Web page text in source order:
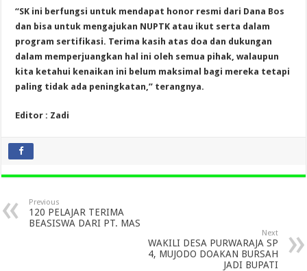
“SK ini berfungsi untuk mendapat honor resmi dari Dana Bos
dan bisa untuk mengajukan NUPTK atau ikut serta dalam
program sertifikasi. Terima kasih atas doa dan dukungan
dalam memperjuangkan hal ini oleh semua pihak, walaupun
kita ketahui kenaikan ini belum maksimal bagi mereka tetapi
paling tidak ada peningkatan,” terangnya.
Editor : Zadi
Previous
120 PELAJAR TERIMA
BEASISWA DARI PT. MAS
Next
WAKILI DESA PURWARAJA SP
4, MUJODO DOAKAN BURSAH
JADI BUPATI